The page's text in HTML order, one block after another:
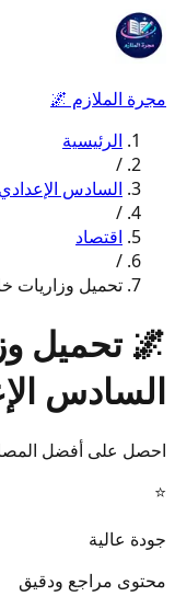
مجرة الملازم 🌌
الرئيسية
/
السادس الإعدادي
/
اقتصاد
/
تحميل وزاريات
🌌 تحميل
السادس
احصل على أفضل
⭐
جودة عالية
محتوى مراجع ودقيق